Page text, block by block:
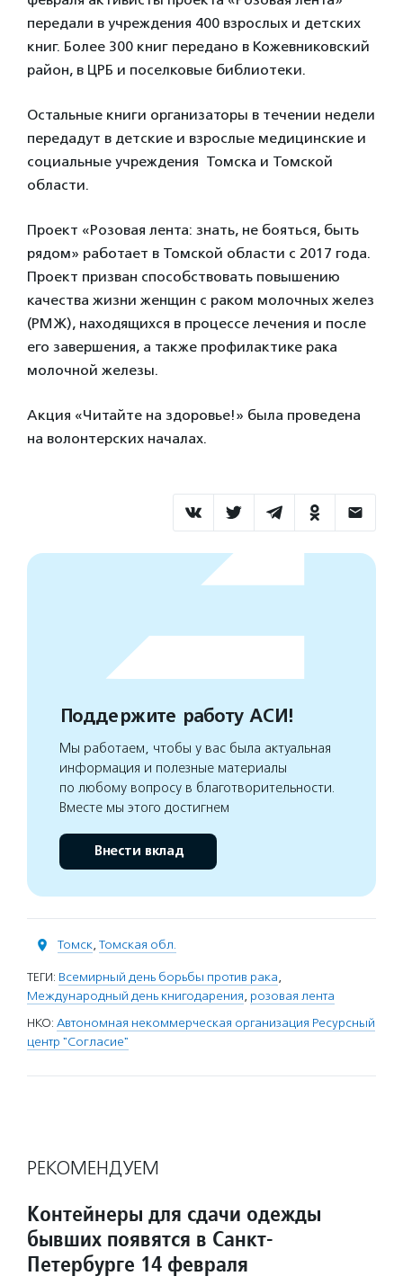
передали в учреждения 400 взрослых и детских
книг. Более 300 книг передано в Кожевниковский
район, в ЦРБ и поселковые библиотеки.
Остальные книги организаторы в течении недели
передадут в детские и взрослые медицинские и
социальные учреждения Томска и Томской
области.
Проект «Розовая лента: знать, не бояться, быть
рядом» работает в Томской области с 2017 года.
Проект призван способствовать повышению
качества жизни женщин с раком молочных желез
(РМЖ), находящихся в процессе лечения и после
его завершения, а также профилактике рака
молочной железы.
Акция «Читайте на здоровье!» была проведена
на волонтерских началах.
Поддержите работу АСИ!
Мы работаем, чтобы у вас была актуальная
информация и полезные материалы
по любому вопросу в благотворительности.
Вместе мы этого достигнем
Внести вклад
Томск, Томская обл.
ТЕГИ: Всемирный день борьбы против рака,
Международный день книгодарения, розовая лента
НКО: Автономная некоммерческая организация Ресурсный
центр "Согласие"
РЕКОМЕНДУЕМ
Контейнеры для сдачи одежды
бывших появятся в Санкт-
Петербурге 14 февраля